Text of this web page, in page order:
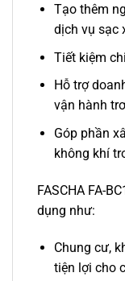
Tạo thêm
dịch vụ sạc
Tiết kiệm
Hỗ trợ
vận hành
Góp phần
không khí
FASCHA FA-
dụng như:
Chung cư,
tiện lợi cho